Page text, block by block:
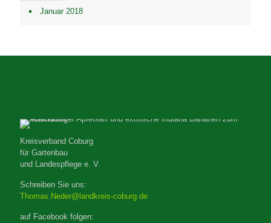
Januar 2018
Kreisverband Coburg
für Gartenbau
und Landespflege e. V.
Schreiben Sie uns:
Thomas.Neder@landkreis-coburg.de
auf Facebook folgen: